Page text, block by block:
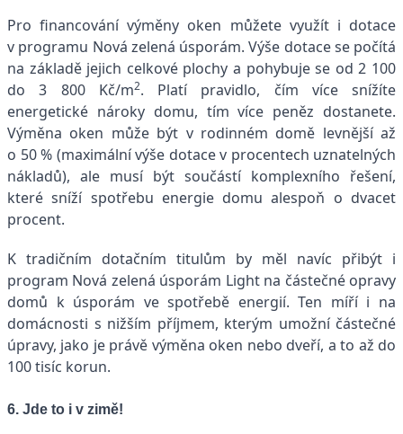
Pro financování výměny oken můžete využít i dotace
v programu Nová zelená úsporám. Výše dotace se počítá
na základě jejich celkové plochy a pohybuje se od 2 100
do 3 800 Kč/m2. Platí pravidlo, čím více snížíte
energetické nároky domu, tím více peněz dostanete.
Výměna oken může být v rodinném domě levnější až
o 50 % (maximální výše dotace v procentech uznatelných
nákladů), ale musí být součástí komplexního řešení,
které sníží spotřebu energie domu alespoň o dvacet
procent.
K tradičním dotačním titulům by měl navíc přibýt i
program Nová zelená úsporám Light na částečné opravy
domů k úsporám ve spotřebě energií. Ten míří i na
domácnosti s nižším příjmem, kterým umožní částečné
úpravy, jako je právě výměna oken nebo dveří, a to až do
100 tisíc korun.
6. Jde to i v zimě!